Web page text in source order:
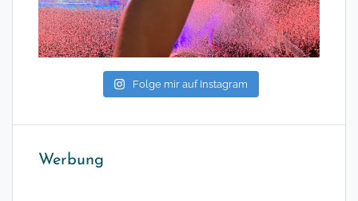
Folge mir auf Instagram
Werbung